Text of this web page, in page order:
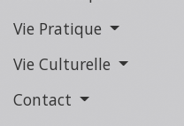
Vie Pratique
Vie Culturelle
Contact